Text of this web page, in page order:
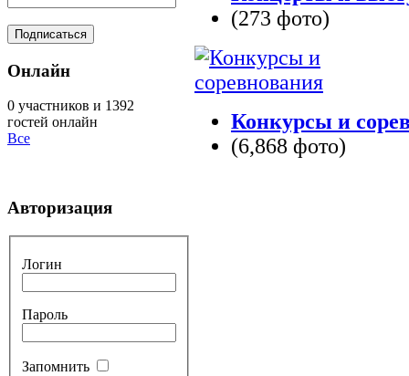
(273 фото)
Конкурсы и
(6,868 фото)
Онлайн
0 участников и 1392
гостей онлайн
Все
Авторизация
Логин
Пароль
Запомнить